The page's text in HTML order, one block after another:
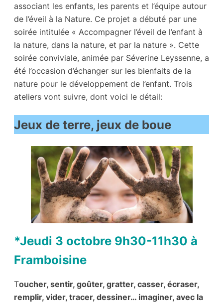
associant les enfants, les parents et l’équipe autour
de l’éveil à la Nature. Ce projet a débuté par une
soirée intitulée « Accompagner l’éveil de l’enfant à
la nature, dans la nature, et par la nature ». Cette
soirée conviviale, animée par Séverine Leyssenne, a
été l’occasion d’échanger sur les bienfaits de la
nature pour le développement de l’enfant. Trois
ateliers vont suivre, dont voici le détail:
Jeux de terre, jeux de boue
*Jeudi 3 octobre 9h30-11h30 à
Framboisine
Toucher, sentir, goûter, gratter, casser, écraser,
remplir, vider, tracer, dessiner… imaginer, avec la